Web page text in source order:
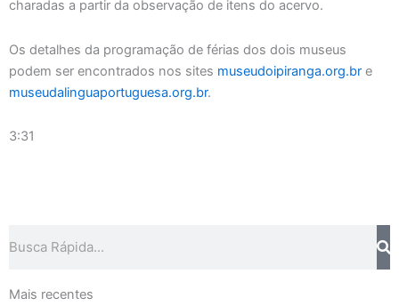
charadas a partir da observação de itens do acervo.
Os detalhes da programação de férias dos dois museus
podem ser encontrados nos sites museudoipiranga.org.br e
museudalinguaportuguesa.org.br.
3:31
Mais recentes